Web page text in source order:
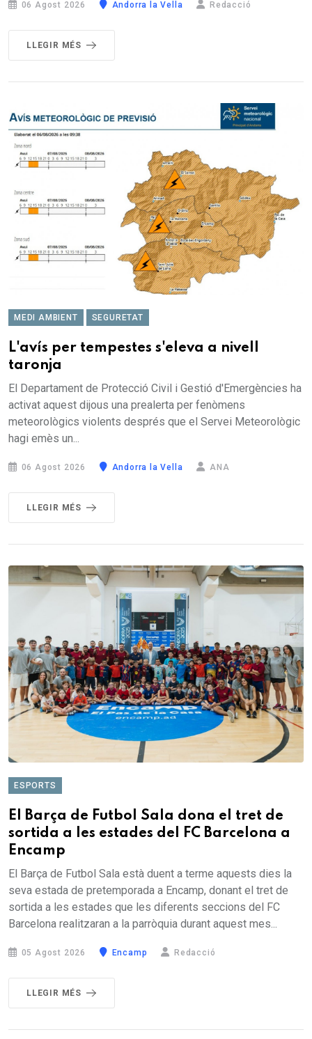
06 Agost 2026 Andorra la Vella Redacció
LLEGIR MÉS
MEDI AMBIENT SEGURETAT
L'avís per tempestes s'eleva a nivell
taronja
El Departament de Protecció Civil i Gestió d'Emergències ha
activat aquest dijous una prealerta per fenòmens
meteorològics violents després que el Servei Meteorològic
hagi emès un...
06 Agost 2026 Andorra la Vella ANA
LLEGIR MÉS
ESPORTS
El Barça de Futbol Sala dona el tret de
sortida a les estades del FC Barcelona a
Encamp
El Barça de Futbol Sala està duent a terme aquests dies la
seva estada de pretemporada a Encamp, donant el tret de
sortida a les estades que les diferents seccions del FC
Barcelona realitzaran a la parròquia durant aquest mes...
05 Agost 2026 Encamp Redacció
LLEGIR MÉS